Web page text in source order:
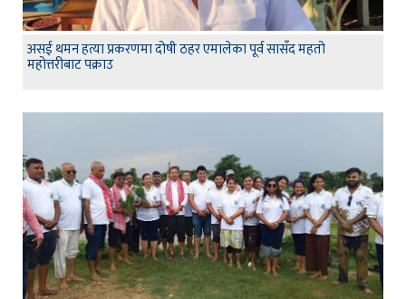
असई थमन हत्या प्रकरणमा दोषी ठहर एमालेका पूर्व सासँद महतो
महोत्तरीबाट पक्राउ